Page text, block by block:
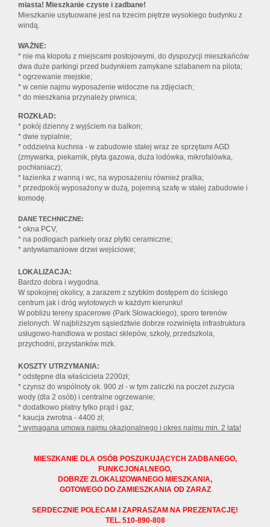
miasta! Mieszkanie czyste i zadbane!
Mieszkanie usytuowane jest na trzecim piętrze wysokiego budynku z
windą.
WAŻNE:
* nie ma kłopotu z miejscami postojowymi, do dyspozycji mieszkańców
dwa duże parkingi przed budynkiem zamykane szlabanem na pilota;
* ogrzewanie miejskie;
* w cenie najmu wyposażenie widoczne na zdjęciach;
* do mieszkania przynależy piwnica;
ROZKŁAD:
* pokój dzienny z wyjściem na balkon;
* dwie sypialnie;
* oddzielna kuchnia - w zabudowie stałej wraz ze sprzętami AGD
(zmywarka, piekarnik, płyta gazowa, duża lodówka, mikrofalówka,
pochłaniacz);
* łazienka z wanną i wc, na wyposażeniu również pralka;
* przedpokój wyposażony w dużą, pojemną szafę w stałej zabudowie i
komodę.
DANE TECHNICZNE:
* okna PCV,
* na podłogach parkiety oraz płytki ceramiczne;
* antywłamaniowe drzwi wejściowe;
LOKALIZACJA:
Bardzo dobra i wygodna.
W spokojnej okolicy, a zarazem z szybkim dostępem do ścisłego
centrum jak i dróg wylotowych w każdym kierunku!
W pobliżu tereny spacerowe (Park Słowackiego), sporo terenów
zielonych. W najbliższym sąsiedztwie dobrze rozwinięta infrastruktura
usługowo-handlowa w postaci sklepów, szkoły, przedszkola,
przychodni, przystanków mzk.
KOSZTY UTRZYMANIA:
* odstępne dla właściciela 2200zł;
* czynsz do wspólnoty ok. 900 zł - w tym zaliczki na poczet zużycia
wody (dla 2 osób) i centralne ogrzewanie;
* dodatkowo płatny tylko prąd i gaz;
* kaucja zwrotna - 4400 zł;
* wymagana umowa najmu okazjonalnego i okres najmu min. 2 lata!
MIESZKANIE DLA OSÓB POSZUKUJĄCYCH ZADBANEGO,
FUNKCJONALNEGO,
DOBRZE ZLOKALIZOWANEGO MIESZKANIA,
GOTOWEGO DO ZAMIESZKANIA OD ZARAZ
SERDECZNIE POLECAM I ZAPRASZAM NA PREZENTACJĘ!
TEL. 510-890-808